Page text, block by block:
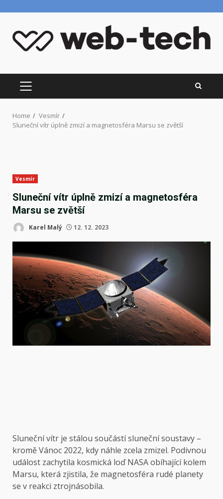
content
PRIMARY
MENU
Home
Vesmír
Sluneční vítr úplně zmizí a magnetosféra Marsu se zvětší
Vesmír
Sluneční vítr úplně zmizí a magnetosféra
Marsu se zvětší
Karel Malý 12. 12. 2023
Sluneční vítr je stálou součástí sluneční soustavy –
kromě Vánoc 2022, kdy náhle zcela zmizel. Podivnou
událost zachytila ​​kosmická loď NASA obíhající kolem
Marsu, která zjistila, že magnetosféra rudé planety
se v reakci ztrojnásobila.